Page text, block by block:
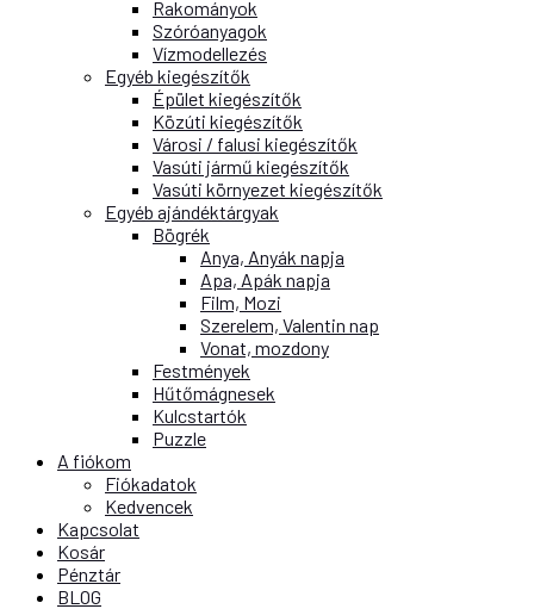
Rakományok
Szóróanyagok
Vízmodellezés
Egyéb kiegészítők
Épület kiegészítők
Közúti kiegészítők
Városi / falusi kiegészítők
Vasúti jármű kiegészítők
Vasúti környezet kiegészítők
Egyéb ajándéktárgyak
Bögrék
Anya, Anyák napja
Apa, Apák napja
Film, Mozi
Szerelem, Valentin nap
Vonat, mozdony
Festmények
Hűtőmágnesek
Kulcstartók
Puzzle
A fiókom
Fiókadatok
Kedvencek
Kapcsolat
Kosár
Pénztár
BLOG